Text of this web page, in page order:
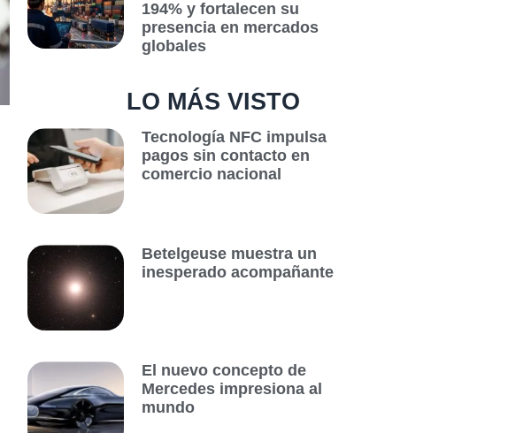
194% y fortalecen su
presencia en mercados
globales
LO MÁS VISTO
Tecnología NFC impulsa
pagos sin contacto en
comercio nacional
Betelgeuse muestra un
inesperado acompañante
El nuevo concepto de
Mercedes impresiona al
mundo